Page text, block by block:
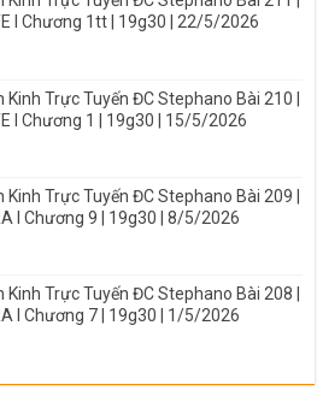
I Chương 1tt | 19g30 | 22/5/2026
Kinh Trực Tuyến ĐC Stephano Bài 210 |
I Chương 1 | 19g30 | 15/5/2026
Kinh Trực Tuyến ĐC Stephano Bài 209 |
I Chương 9 | 19g30 | 8/5/2026
Kinh Trực Tuyến ĐC Stephano Bài 208 |
I Chương 7 | 19g30 | 1/5/2026